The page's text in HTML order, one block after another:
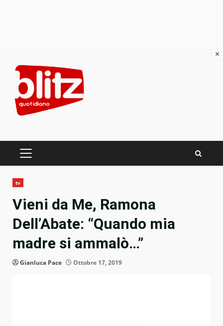
content
PRIMARY
tv
Vieni da Me, Ramona
Dell’Abate: “Quando mia
madre si ammalò…”
Gianluca Pace Ottobre 17, 2019
×